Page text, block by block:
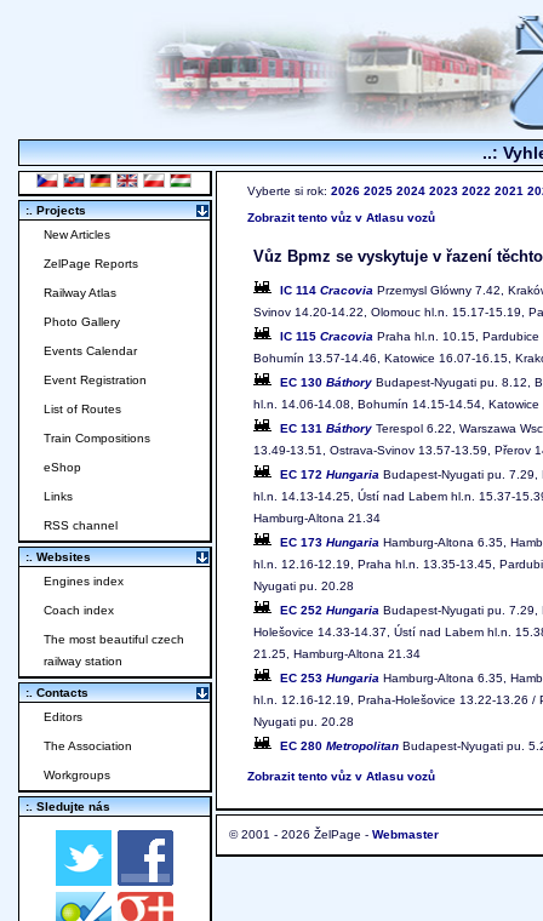
..:
Vyberte si rok: 2026 2025 2024 2023 2022 2021
Zobrazit tento vůz v Atlasu vozů
Vůz Bpmz se vyskytuje v řazení
IC 114 Cracovia Przemysl Glówny 7.42,
Svinov 14.20-14.22, Olomouc hl.n. 15.17-15.19,
IC 115 Cracovia Praha hl.n. 10.15,
Bohumín 13.57-14.46, Katowice 16.07-16.15,
EC 130 Báthory Budapest-Nyugati pu. 8.12,
hl.n. 14.06-14.08, Bohumín 14.15-14.54,
EC 131 Báthory Terespol 6.22, Warszawa
13.49-13.51, Ostrava-Svinov 13.57-13.59, Přerov
EC 172 Hungaria Budapest-Nyugati pu. 7.29,
hl.n. 14.13-14.25, Ústí nad Labem hl.n. 15.37-
Hamburg-Altona 21.34
EC 173 Hungaria Hamburg-Altona 6.35,
hl.n. 12.16-12.19, Praha hl.n. 13.35-13.45,
Nyugati pu. 20.28
EC 252 Hungaria Budapest-Nyugati pu. 7.29,
Holešovice 14.33-14.37, Ústí nad Labem hl.n.
21.25, Hamburg-Altona 21.34
EC 253 Hungaria Hamburg-Altona 6.35,
hl.n. 12.16-12.19, Praha-Holešovice 13.22-13.26
Nyugati pu. 20.28
EC 280 Metropolitan Budapest-Nyugati pu.
Zobrazit tento vůz v Atlasu vozů
© 2001 - 2026 ŽelPage - Webmaster
:. Projects
New Articles
ZelPage Reports
Railway Atlas
Photo Gallery
Events Calendar
Event Registration
List of Routes
Train Compositions
eShop
Links
RSS channel
:. Websites
Engines index
Coach index
The most beautiful czech
railway station
:. Contacts
Editors
The Association
Workgroups
:. Sledujte nás